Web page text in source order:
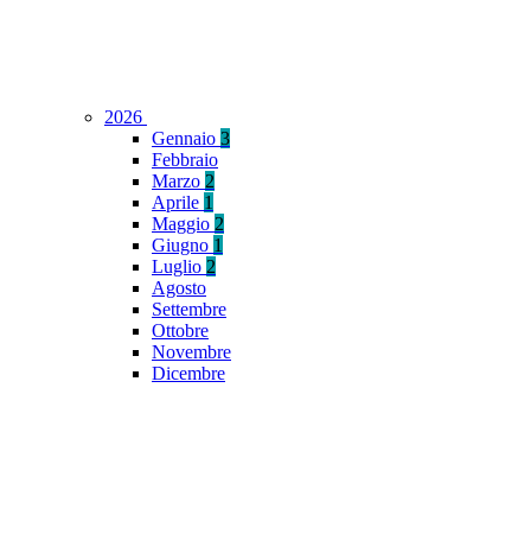
2026
Gennaio 3
Febbraio
Marzo 2
Aprile 1
Maggio 2
Giugno 1
Luglio 2
Agosto
Settembre
Ottobre
Novembre
Dicembre